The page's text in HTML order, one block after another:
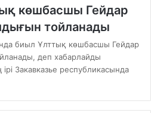
көшбасшы Гейдар
тойланады
биыл Ұлттық көшбасшы Гейдар
деп хабарлайды
Закавказье республикасында